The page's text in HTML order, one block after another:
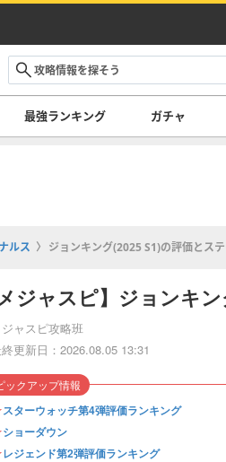
最強ランキング ガチャ
ルス ジョンキング(2025 S1)の評価とス
メジャスピ】ジョンキ
ジャスピ攻略班
更新日：2026.08.05 13:31
スターウォッチ第4弾評価ランキング
ショーダウン
レジェンド第2弾評価ランキング
ックアップ情報